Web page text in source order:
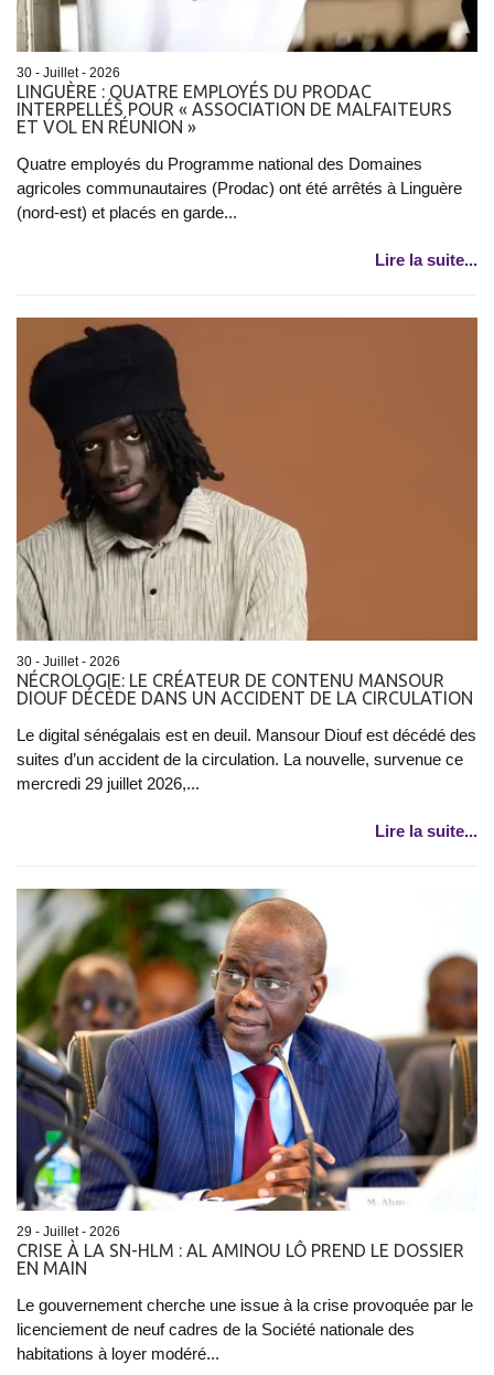
30 - Juillet - 2026
​LINGUÈRE : QUATRE EMPLOYÉS DU PRODAC
INTERPELLÉS POUR « ASSOCIATION DE MALFAITEURS
ET VOL EN RÉUNION »
Quatre employés du Programme national des Domaines
agricoles communautaires (Prodac) ont été arrêtés à Linguère
(nord-est) et placés en garde...
Lire la suite...
30 - Juillet - 2026
NÉCROLOGIE: LE CRÉATEUR DE CONTENU MANSOUR
DIOUF DÉCÈDE DANS UN ACCIDENT DE LA CIRCULATION
Le digital sénégalais est en deuil. Mansour Diouf est décédé des
suites d’un accident de la circulation. La nouvelle, survenue ce
mercredi 29 juillet 2026,...
Lire la suite...
29 - Juillet - 2026
CRISE À LA SN-HLM : AL AMINOU LÔ PREND LE DOSSIER
EN MAIN
Le gouvernement cherche une issue à la crise provoquée par le
licenciement de neuf cadres de la Société nationale des
habitations à loyer modéré...